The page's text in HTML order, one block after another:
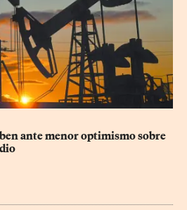
ante menor optimismo sobre